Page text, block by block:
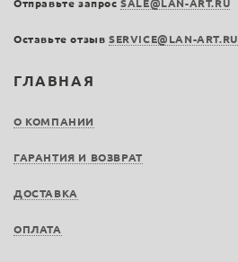
ГЛАВНАЯ
О КОМПАНИИ
ГАРАНТИЯ И ВОЗВРАТ
ДОСТАВКА
ОПЛАТА
Отправьте запросSALE@LAN-ART.RU
Оставьте отзыв SERVICE@LAN-ART.RU